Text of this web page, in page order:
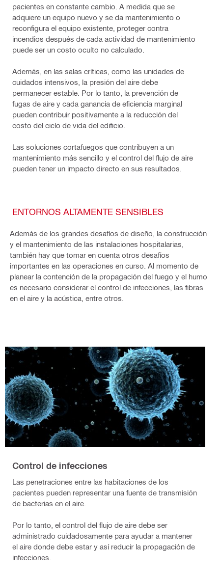
pacientes en constante cambio. A medida que se
adquiere un equipo nuevo y se da mantenimiento o
reconfigura el equipo existente, proteger contra
incendios después de cada actividad de mantenimiento
puede ser un costo oculto no calculado.
Además, en las salas críticas, como las unidades de
cuidados intensivos, la presión del aire debe
permanecer estable. Por lo tanto, la prevención de
fugas de aire y cada ganancia de eficiencia marginal
pueden contribuir positivamente a la reducción del
costo del ciclo de vida del edificio.
Las soluciones cortafuegos que contribuyen a un
mantenimiento más sencillo y el control del flujo de aire
pueden tener un impacto directo en sus resultados.
ENTORNOS ALTAMENTE SENSIBLES
Además de los grandes desafíos de diseño, la construcción
y el mantenimiento de las instalaciones hospitalarias,
también hay que tomar en cuenta otros desafíos
importantes en las operaciones en curso. Al momento de
planear la contención de la propagación del fuego y el humo
es necesario considerar el control de infecciones, las fibras
en el aire y la acústica, entre otros.
Control de infecciones
Las penetraciones entre las habitaciones de los
pacientes pueden representar una fuente de transmisión
de bacterias en el aire.
Por lo tanto, el control del flujo de aire debe ser
administrado cuidadosamente para ayudar a mantener
el aire donde debe estar y así reducir la propagación de
infecciones.